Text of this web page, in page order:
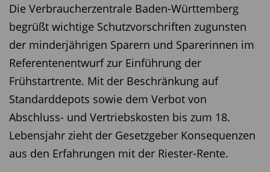
Die Verbraucherzentrale Baden-Württemberg
begrüßt wichtige Schutzvorschriften zugunsten
der minderjährigen Sparern und Sparerinnen im
Referentenentwurf zur Einführung der
Frühstartrente. Mit der Beschränkung auf
Standarddepots sowie dem Verbot von
Abschluss- und Vertriebskosten bis zum 18.
Lebensjahr zieht der Gesetzgeber Konsequenzen
aus den Erfahrungen mit der Riester-Rente.